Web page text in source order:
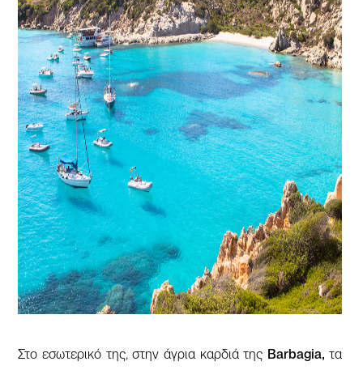
Στο εσωτερικό της, στην άγρια καρδιά της Barbagia, τα